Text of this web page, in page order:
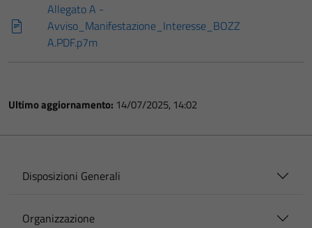
Allegato A -
Avviso_Manifestazione_Interesse_BOZZ
A.PDF.p7m
Ultimo aggiornamento: 14/07/2025, 14:02
Disposizioni Generali
Organizzazione